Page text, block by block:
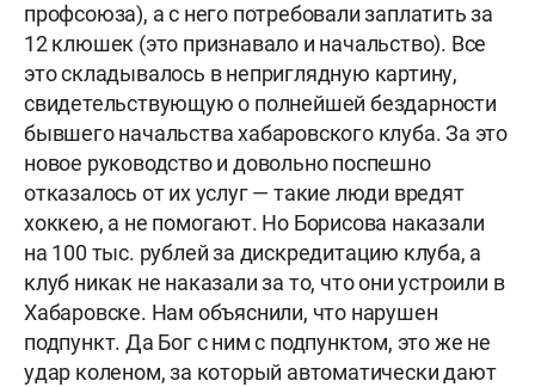
профсоюза), а с него потребовали заплатить за
12 клюшек (это признавало и начальство). Все
это складывалось в неприглядную картину,
свидетельствующую о полнейшей бездарности
бывшего начальства хабаровского клуба. За это
новое руководство и довольно поспешно
отказалось от их услуг — такие люди вредят
хоккею, а не помогают. Но Борисова наказали
на 100 тыс. рублей за дискредитацию клуба, а
клуб никак не наказали за то, что они устроили в
Хабаровске. Нам объяснили, что нарушен
подпункт. Да Бог с ним с подпунктом, это же не
удар коленом, за который автоматически дают